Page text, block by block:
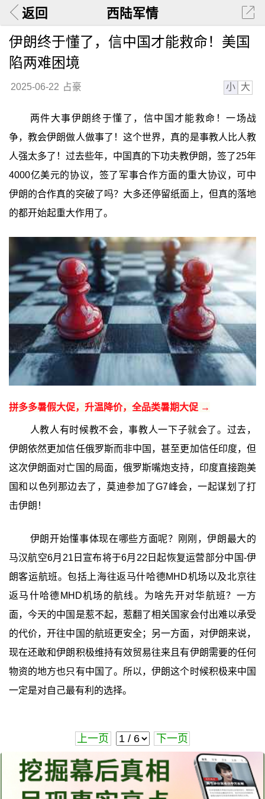
返回 西陆军情
伊朗终于懂了，信中国才能救命！美国
陷两难困境
2025-06-22 占豪 小 大
两件大事伊朗终于懂了，信中国才能救命！一场战
争，教会伊朗做人做事了！这个世界，真的是事教人比人教
人强太多了！过去些年，中国真的下功夫教伊朗，签了25年
4000亿美元的协议，签了军事合作方面的重大协议，可中
伊朗的合作真的突破了吗？大多还停留纸面上，但真的落地
的都开始起重大作用了。
拼多多暑假大促，升温降价，全品类暑期大促 →
人教人有时候教不会，事教人一下子就会了。过去，
伊朗依然更加信任俄罗斯而非中国，甚至更加信任印度，但
这次伊朗面对亡国的局面，俄罗斯嘴炮支持，印度直接跑美
国和以色列那边去了，莫迪参加了G7峰会，一起谋划了打
击伊朗！
伊朗开始懂事体现在哪些方面呢？刚刚，伊朗最大的
马汉航空6月21日宣布将于6月22日起恢复运营部分中国-伊
朗客运航班。包括上海往返马什哈德MHD机场以及北京往
返马什哈德MHD机场的航线。为啥先开对华航班？一方
面，今天的中国是惹不起，惹翻了相关国家会付出难以承受
的代价，开往中国的航班更安全；另一方面，对伊朗来说，
现在还敢和伊朗积极维持有效贸易往来且有伊朗需要的任何
物资的地方也只有中国了。所以，伊朗这个时候积极来中国
一定是对自己最有利的选择。
上一页 下一页